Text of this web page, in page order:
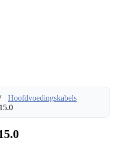
Hoofdvoedingskabels